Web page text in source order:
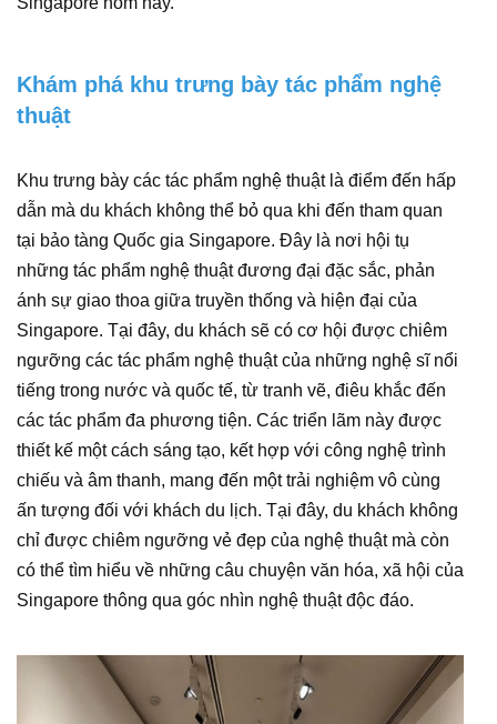
Khám phá khu trưng bày tác phẩm nghệ
thuật
Khu trưng bày các tác phẩm nghệ thuật là điểm đến hấp
dẫn mà du khách không thể bỏ qua khi đến tham quan
tại bảo tàng Quốc gia Singapore. Đây là nơi hội tụ
những tác phẩm nghệ thuật đương đại đặc sắc, phản
ánh sự giao thoa giữa truyền thống và hiện đại của
Singapore. Tại đây, du khách sẽ có cơ hội được chiêm
ngưỡng các tác phẩm nghệ thuật của những nghệ sĩ nổi
tiếng trong nước và quốc tế, từ tranh vẽ, điêu khắc đến
các tác phẩm đa phương tiện. Các triển lãm này được
thiết kế một cách sáng tạo, kết hợp với công nghệ trình
chiếu và âm thanh, mang đến một trải nghiệm vô cùng
ấn tượng đối với khách du lịch. Tại đây, du khách không
chỉ được chiêm ngưỡng vẻ đẹp của nghệ thuật mà còn
có thể tìm hiểu về những câu chuyện văn hóa, xã hội của
Singapore thông qua góc nhìn nghệ thuật độc đáo.